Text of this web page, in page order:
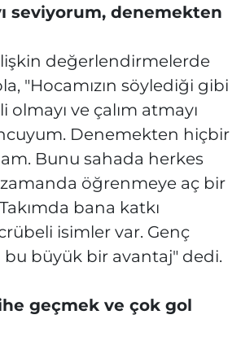
seviyorum, denemekten
değerlendirmelerde
"Hocamızın söylediği gibi
ve çalım atmayı
Denemekten hiçbir
Bunu sahada herkes
zamanda öğrenmeye aç bir
bana katkı
isimler var. Genç
büyük bir avantaj" dedi.
geçmek ve çok gol